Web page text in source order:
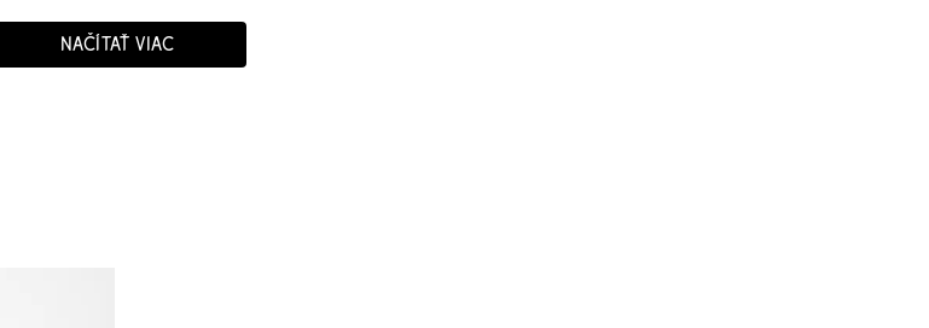
NAČÍTAŤ VIAC